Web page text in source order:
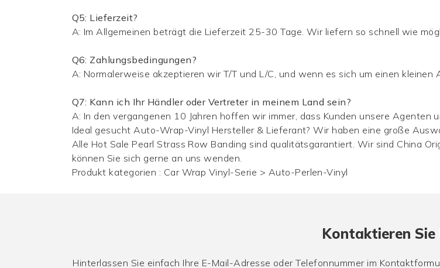
Q5: Lieferzeit?
A: Im Allgemeinen beträgt die Lieferzeit 25-30 Tage. Wir liefern so schnell wie
Q6: Zahlungsbedingungen?
A: Normalerweise akzeptieren wir T/T und L/C, und wenn es sich um einen
Q7: Kann ich Ihr Händler oder Vertreter in meinem Land sein?
A: In den vergangenen 10 Jahren hoffen wir immer, dass Kunden unsere Agenten
Ideal gesucht Auto-Wrap-Vinyl Hersteller & Lieferant? Wir haben eine große
Alle Hot Sale Pearl Strass Row Banding sind qualitätsgarantiert. Wir sind China
können Sie sich gerne an uns wenden.
Produkt kategorien : Car Wrap Vinyl-Serie > Auto-Perlen-Vinyl
Kontaktieren Sie
Hinterlassen Sie einfach Ihre E-Mail-Adresse oder Telefonnummer im